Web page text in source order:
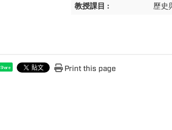
教授課目 :
歷史
Share Print this page